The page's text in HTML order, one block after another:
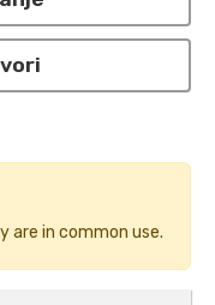
are in common use.